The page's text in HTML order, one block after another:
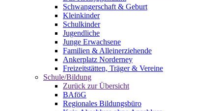
Schwangerschaft & Geburt
Kleinkinder
Schulkinder
Jugendliche
Junge Erwachsene
Familien & Alleinerziehende
Ankerplatz Norderney
Freizeitstätten, Träger & Vereine
Schule/Bildung
Zurück zur Übersicht
BAföG
Regionales Bildungsbüro